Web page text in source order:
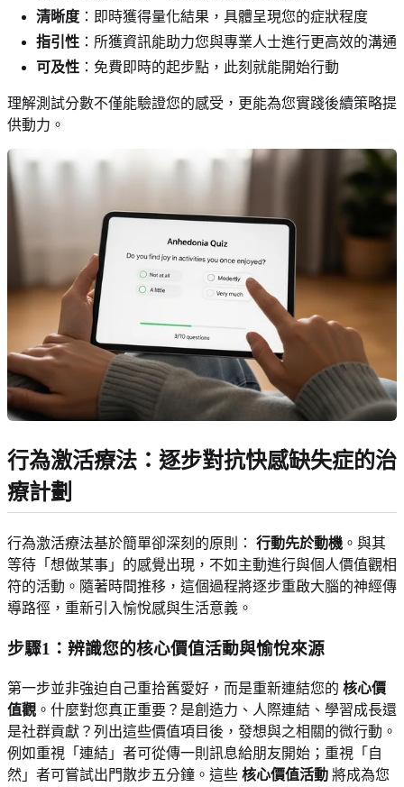
清晰度 ：即時獲得量化結果，具體呈現您的症狀程度
指引性 ：所獲資訊能助力您與專業人士進行更高效的溝通
可及性 ：免費即時的起步點，此刻就能開始行動
理解測試分數不僅能驗證您的感受，更能為您實踐後續策略提
供動力。
行為激活療法：逐步對抗快感缺失症的治
療計劃
行為激活療法基於簡單卻深刻的原則： 行動先於動機 。與其
等待「想做某事」的感覺出現，不如主動進行與個人價值觀相
符的活動。隨著時間推移，這個過程將逐步重啟大腦的神經傳
導路徑，重新引入愉悅感與生活意義。
步驟1：辨識您的核心價值活動與愉悅來源
第一步並非強迫自己重拾舊愛好，而是重新連結您的 核心價
值觀 。什麼對您真正重要？是創造力、人際連結、學習成長還
是社群貢獻？列出這些價值項目後，發想與之相關的微行動。
例如重視「連結」者可從傳一則訊息給朋友開始；重視「自
然」者可嘗試出門散步五分鐘。這些 核心價值活動 將成為您